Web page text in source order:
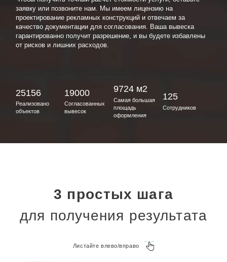
заявку или позвоните нам. Мы имеем лицензию на
проектирование рекламных конструкций и отвечаем за
качество документации для согласования. Ваша вывеска
гарантированно получит разрешение, и вы будете избавлены
от рисков и лишних расходов.
25156
Реализовано
объектов
19000
Согласованных
вывесок
9724 м2
Самая большая
площадь
оформления
125
Сотрудников
3 простых шага
для получения результата
Листайте влево/вправо